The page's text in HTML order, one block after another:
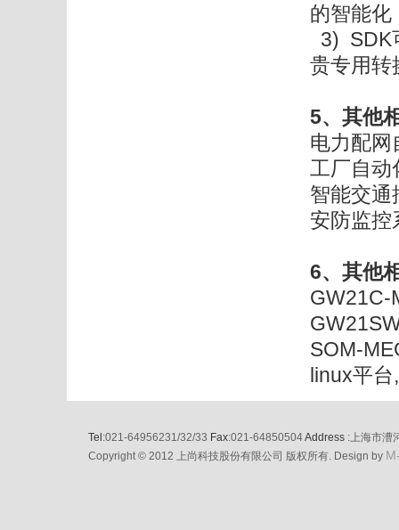
的智能化
3) SDK
贵专用转
5、其他
电力配网
工厂自动
智能交通
安防监控
6、其他
GW21C-
SOM-
linux平
Tel:021-64956231/32/33 Fax:021-64850504Address :上海市漕
Copyright © 2012 上尚科技股份有限公司 版权所有. Design by